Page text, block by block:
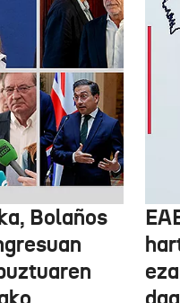
Bolaños